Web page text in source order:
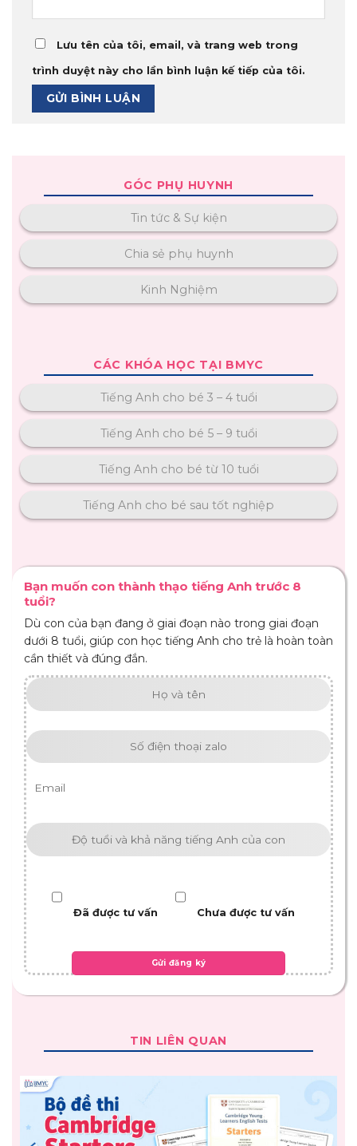
Lưu tên của tôi, email, và trang web trong
trình duyệt này cho lần bình luận kế tiếp của tôi.
GÓC PHỤ HUYNH
Tin tức & Sự kiện
Chia sẻ phụ huynh
Kinh Nghiệm
CÁC KHÓA HỌC TẠI BMYC
Tiếng Anh cho bé 3 – 4 tuổi
Tiếng Anh cho bé 5 – 9 tuổi
Tiếng Anh cho bé từ 10 tuổi
Tiếng Anh cho bé sau tốt nghiệp
Bạn muốn con thành thạo tiếng Anh trước 8
tuổi?
Dù con của bạn đang ở giai đoạn nào trong giai đoạn
dưới 8 tuổi, giúp con học tiếng Anh cho trẻ là hoàn toàn
cần thiết và đúng đắn.
Đã được tư vấn Chưa được tư vấn
TIN LIÊN QUAN